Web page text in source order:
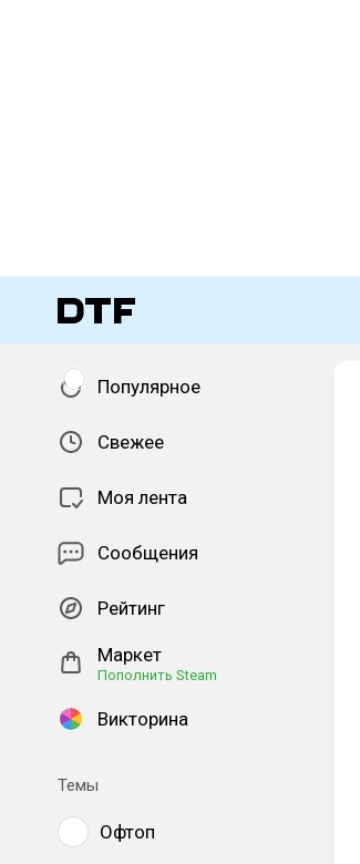
Популярное
Свежее
Моя лента
Сообщения
Рейтинг
Маркет
Пополнить Steam
Викторина
Темы
Офтоп